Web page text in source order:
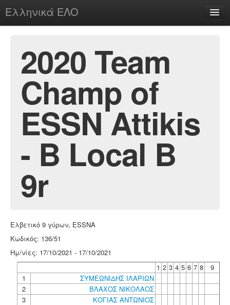
Ελληνικά ΕΛΟ
chesstu.be @ discord
Login
2020 Team
Champ of
ESSN Attikis
- B Local B
9r
Ελβετικό 9 γύρων, ESSNA
Κωδικός: 136/51
Ημ/νίες: 17/10/2021 - 17/10/2021
1 2 3 4 5 6 7 8
9
1
ΣΥΜΕΩΝΙΔΗΣ ΙΛΑΡΙΩΝ
2
ΒΛΑΧΟΣ ΝΙΚΟΛΑΟΣ
3
ΚΟΓΙΑΣ ΑΝΤΩΝΙΟΣ